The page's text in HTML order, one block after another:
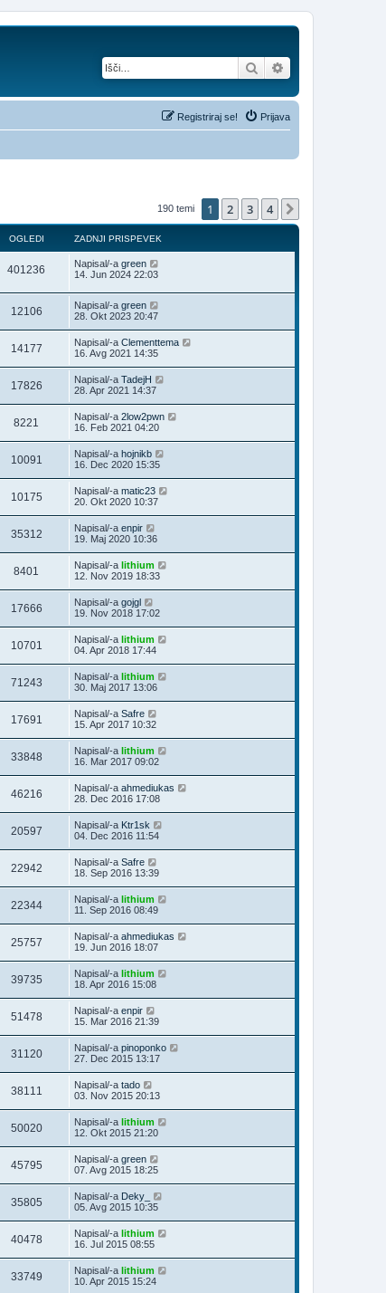
Iskanje
Prijava
Registriraj se!
190 temi 1 2 3 4
OGLEDI ZADNJI PRISPEVEK
401236 Napisal/-a green
14. Jun 2024 22:03
12106 Napisal/-a green
28. Okt 2023 20:47
14177 Napisal/-a Clementtema
16. Avg 2021 14:35
17826 Napisal/-a TadejH
28. Apr 2021 14:37
8221 Napisal/-a 2low2pwn
16. Feb 2021 04:20
10091 Napisal/-a hojnikb
16. Dec 2020 15:35
10175 Napisal/-a matic23
20. Okt 2020 10:37
35312 Napisal/-a enpir
19. Maj 2020 10:36
8401 Napisal/-a lithium
12. Nov 2019 18:33
17666 Napisal/-a gojgl
19. Nov 2018 17:02
10701 Napisal/-a lithium
04. Apr 2018 17:44
71243 Napisal/-a lithium
30. Maj 2017 13:06
17691 Napisal/-a Safre
15. Apr 2017 10:32
33848 Napisal/-a lithium
16. Mar 2017 09:02
46216 Napisal/-a ahmediukas
28. Dec 2016 17:08
20597 Napisal/-a Ktr1sk
04. Dec 2016 11:54
22942 Napisal/-a Safre
18. Sep 2016 13:39
22344 Napisal/-a lithium
11. Sep 2016 08:49
25757 Napisal/-a ahmediukas
19. Jun 2016 18:07
39735 Napisal/-a lithium
18. Apr 2016 15:08
51478 Napisal/-a enpir
15. Mar 2016 21:39
31120 Napisal/-a pinoponko
27. Dec 2015 13:17
38111 Napisal/-a tado
03. Nov 2015 20:13
50020 Napisal/-a lithium
12. Okt 2015 21:20
45795 Napisal/-a green
07. Avg 2015 18:25
35805 Napisal/-a Deky_
05. Avg 2015 10:35
40478 Napisal/-a lithium
16. Jul 2015 08:55
33749 Napisal/-a lithium
10. Apr 2015 15:24